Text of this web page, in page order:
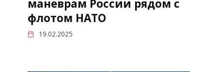
маневрам России рядом с
флотом НАТО
19.02.2025